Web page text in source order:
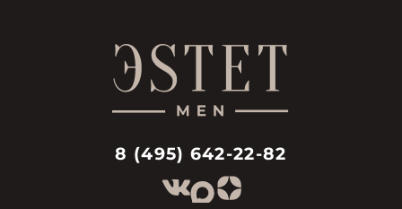
8 (495) 642-22-82